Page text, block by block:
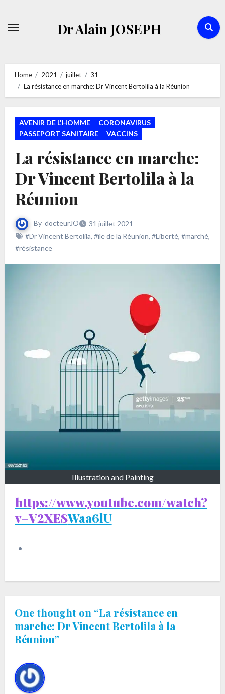
Dr Alain JOSEPH
Home 2021 juillet
31
La résistance en marche: Dr Vincent Bertolila à la Réunion
AVENIR DE L'HOMME
CORONAVIRUS
PASSEPORT SANITAIRE
VACCINS
La résistance en marche:
Dr Vincent Bertolila à la
Réunion
By docteurJO
31 juillet 2021
#Dr Vincent Bertolila, #île de la Réunion, #Liberté, #marché,
#résistance
Illustration and Painting
https://www.youtube.com/watch?
v=V2XESWaa6lU
One thought on “La résistance en
marche: Dr Vincent Bertolila à la
Réunion”